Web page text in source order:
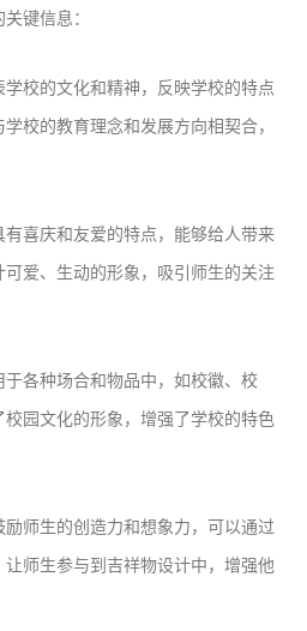
键信息：
校的文化和精神，反映学校的特点
校的教育理念和发展方向相契合，
喜庆和友爱的特点，能够给人带来
爱、生动的形象，吸引师生的关注
各种场合和物品中，如校徽、校
园文化的形象，增强了学校的特色
师生的创造力和想象力，可以通过
师生参与到吉祥物设计中，增强他